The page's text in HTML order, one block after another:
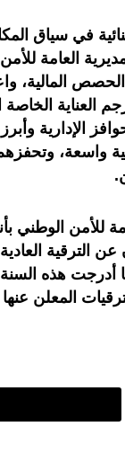
في سياق
العامة
المالية،
العناية الخاصة
الإدارية
واسعة،
للأمن الوطني
عن الترقية
أدرجت هذه السنة